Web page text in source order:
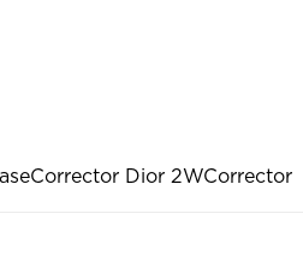
Corrector Dior 2WCorrector